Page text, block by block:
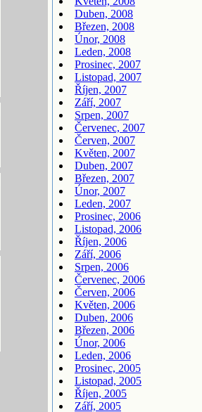
Duben, 2008
Březen, 2008
Únor, 2008
Leden, 2008
Prosinec, 2007
Listopad, 2007
Říjen, 2007
Září, 2007
Srpen, 2007
Červenec, 2007
Červen, 2007
Květen, 2007
Duben, 2007
Březen, 2007
Únor, 2007
Leden, 2007
Prosinec, 2006
Listopad, 2006
Říjen, 2006
Září, 2006
Srpen, 2006
Červenec, 2006
Červen, 2006
Květen, 2006
Duben, 2006
Březen, 2006
Únor, 2006
Leden, 2006
Prosinec, 2005
Listopad, 2005
Říjen, 2005
Září, 2005